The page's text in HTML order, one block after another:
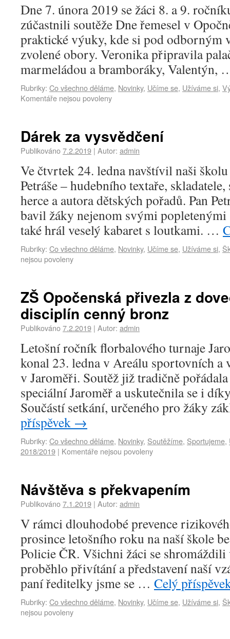
Dne 7. února 2019 se žáci 8. a 9.
zúčastnili soutěže Dne řemesel v
praktické výuky, kde si pod odborným
zvolené obory. Veronika připravila
marmeládou a bramboráky,
Rubriky: Co všechno děláme, Novinky, Učíme se, Užíváme si,
Komentáře nejsou povoleny
Dárek za vysvědčení
Publikováno7.2.2019 | Autor: admin
Ve čtvrtek 24. ledna navštívil naši
Petráše – hudebního textaře,
herce a autora dětských pořadů. Pan
bavil žáky nejenom svými
také hrál veselý kabaret s loutkami. …
Rubriky: Co všechno děláme, Novinky, Učíme se, Užíváme si,
nejsou povoleny
ZŠ Opočenská přivezla z
disciplín cenný bronz
Publikováno7.2.2019 | Autor: admin
Letošní ročník florbalového turnaje
konal 23. ledna v Areálu sportovních a
v Jaroměři. Soutěž již tradičně
speciální Jaroměř a uskutečnila se i
Součástí setkání, určeného pro žáky
příspěvek →
Rubriky: Co všechno děláme, Novinky, Soutěžíme, Sportujeme,
2018/2019 | Komentáře nejsou povoleny
Návštěva s překvapením
Publikováno7.1.2019 | Autor: admin
V rámci dlouhodobé prevence
prosince letošního roku na naší škole
Policie ČR. Všichni žáci se
proběhlo přivítání a představení naší
paní ředitelky jsme se … Celý
Rubriky: Co všechno děláme, Novinky, Učíme se, Užíváme si,
nejsou povoleny